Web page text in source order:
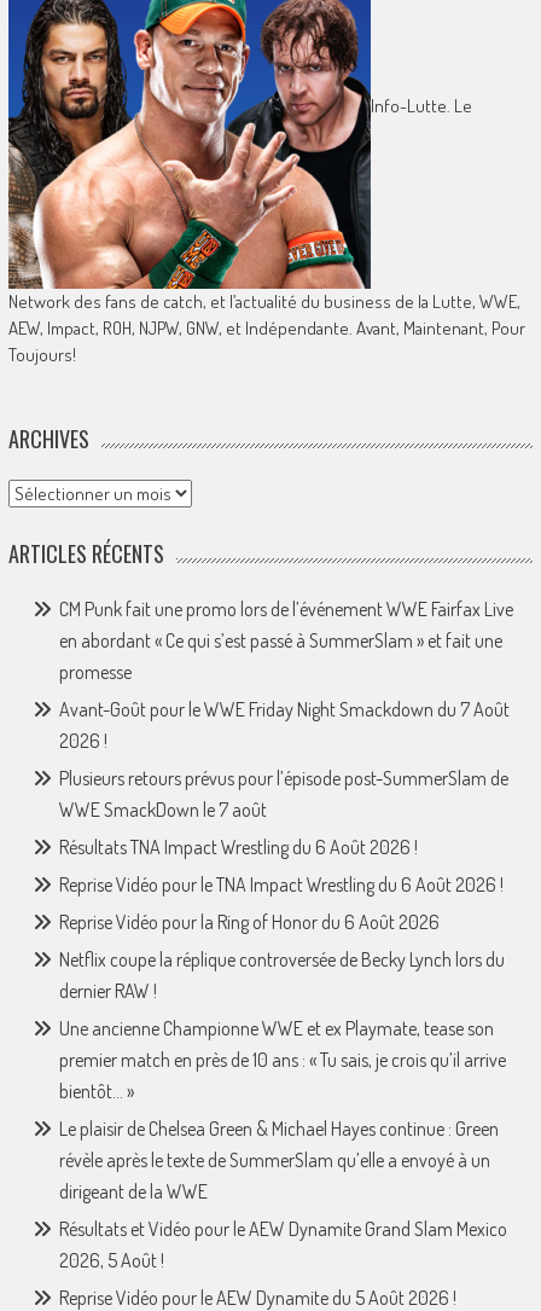
Info-Lutte. Le
Network des fans de catch, et l’actualité du business de la Lutte, WWE,
AEW, Impact, ROH, NJPW, GNW, et Indépendante. Avant, Maintenant, Pour
Toujours!
ARCHIVES
Archives
ARTICLES RÉCENTS
CM Punk fait une promo lors de l’événement WWE Fairfax Live
en abordant « Ce qui s’est passé à SummerSlam » et fait une
promesse
Avant-Goût pour le WWE Friday Night Smackdown du 7 Août
2026 !
Plusieurs retours prévus pour l’épisode post-SummerSlam de
WWE SmackDown le 7 août
Résultats TNA Impact Wrestling du 6 Août 2026 !
Reprise Vidéo pour le TNA Impact Wrestling du 6 Août 2026 !
Reprise Vidéo pour la Ring of Honor du 6 Août 2026
Netflix coupe la réplique controversée de Becky Lynch lors du
dernier RAW !
Une ancienne Championne WWE et ex Playmate, tease son
premier match en près de 10 ans : « Tu sais, je crois qu’il arrive
bientôt… »
Le plaisir de Chelsea Green & Michael Hayes continue : Green
révèle après le texte de SummerSlam qu’elle a envoyé à un
dirigeant de la WWE
Résultats et Vidéo pour le AEW Dynamite Grand Slam Mexico
2026, 5 Août !
Reprise Vidéo pour le AEW Dynamite du 5 Août 2026 !